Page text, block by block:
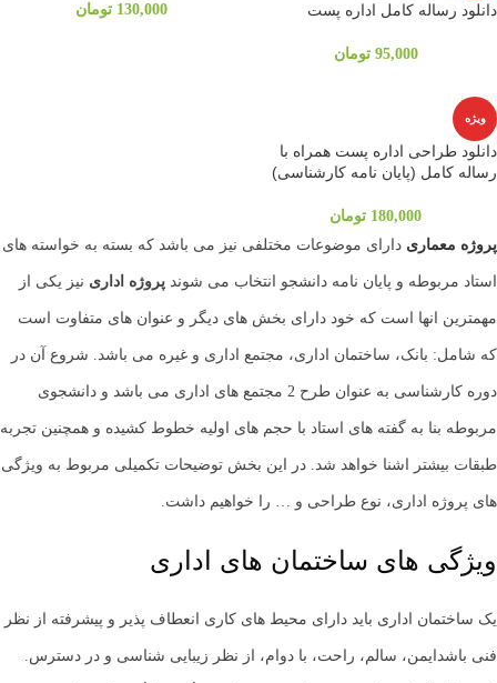
دانلود رساله کامل اداره پست
95,000 تومان
130,000 تومان
ویژه
دانلود طراحی اداره پست همراه با
رساله کامل (پایان نامه کارشناسی)
180,000 تومان
پروژه معماری دارای موضوعات مختلفی نیز می باشد که بسته به خواسته های
استاد مربوطه و پایان نامه دانشجو انتخاب می شوند پروژه اداری نیز یکی از
مهمترین انها است که خود دارای بخش های دیگر و عنوان های متفاوت است
که شامل: بانک، ساختمان اداری، مجتمع اداری و غیره می باشد. شروع آن در
دوره کارشناسی به عنوان طرح 2 مجتمع های اداری می باشد و دانشجوی
مربوطه بنا به گفته های استاد با حجم های اولیه خطوط کشیده و همچنین تجربه
طبقات بیشتر اشنا خواهد شد. در این بخش توضیحات تکمیلی مربوط به ویژگی
های پروژه اداری، نوع طراحی و … را خواهیم داشت.
ویژگی های ساختمان های اداری
یک ساختمان اداری باید دارای محیط های کاری انعطاف پذیر و پیشرفته از نظر
فنی باشدایمن، سالم، راحت، با دوام، از نظر زیبایی شناسی و در دسترس.